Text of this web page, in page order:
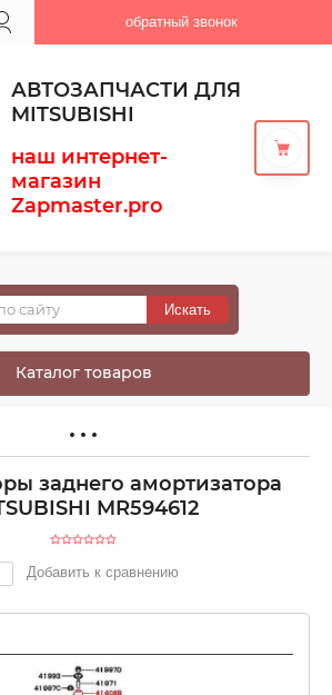
обратный звонок
АВТОЗАПЧАСТИ ДЛЯ
MITSUBISHI
наш интернет-
магазин
Zapmaster.pro
Каталог товаров
заднего амортизатора
MR594612
Добавить к сравнению